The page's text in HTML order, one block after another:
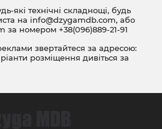
які технічні складнощі, будь
на info@dzygamdb.com, або
за номером +38(096)889-21-91
звертайтеся за адресою:
розміщення дивіться за